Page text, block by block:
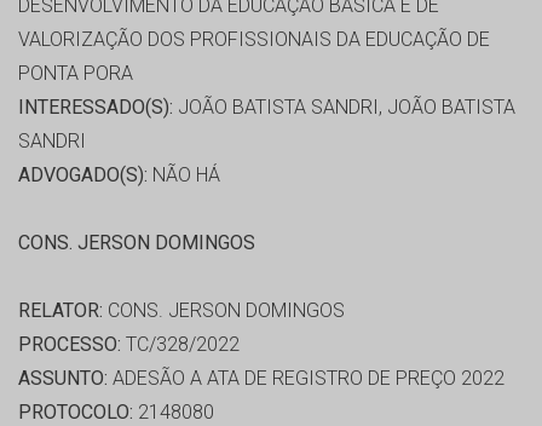
DESENVOLVIMENTO DA EDUCAÇÃO BÁSICA E DE
VALORIZAÇÃO DOS PROFISSIONAIS DA EDUCAÇÃO DE
PONTA PORA
INTERESSADO(S): JOÃO BATISTA SANDRI, JOÃO BATISTA
SANDRI
ADVOGADO(S): NÃO HÁ
CONS. JERSON DOMINGOS
RELATOR: CONS. JERSON DOMINGOS
PROCESSO: TC/328/2022
ASSUNTO: ADESÃO A ATA DE REGISTRO DE PREÇO 2022
PROTOCOLO: 2148080